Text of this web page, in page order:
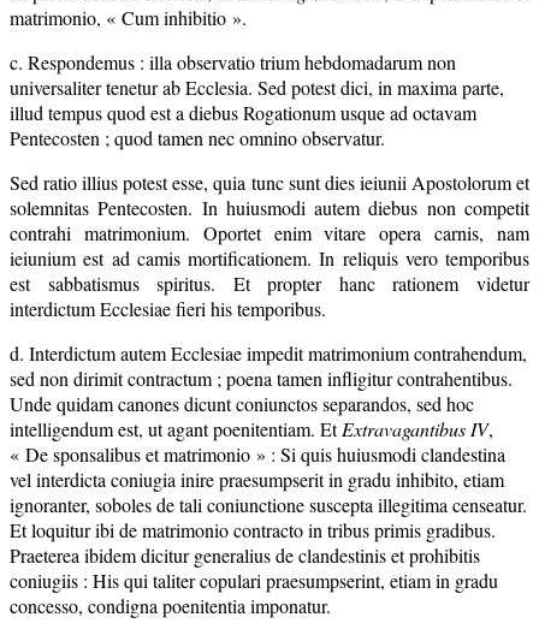
matrimonio, « Cum inhibitio ».
c. Respondemus : illa observatio trium hebdomadarum non
universaliter tenetur ab Ecclesia. Sed potest dici, in maxima parte,
illud tempus quod est a diebus Rogationum usque ad octavam
Pentecosten ; quod tamen nec omnino observatur.
Sed ratio illius potest esse, quia tunc sunt dies ieiunii Apostolorum et
solemnitas Pentecosten. In huiusmodi autem diebus non competit
contrahi matrimonium. Oportet enim vitare opera carnis, nam
ieiunium est ad camis mortificationem. In reliquis vero temporibus
est sabbatismus spiritus. Et propter hanc rationem videtur
interdictum Ecclesiae fieri his temporibus.
d. Interdictum autem Ecclesiae impedit matrimonium contrahendum,
sed non dirimit contractum ; poena tamen infligitur contrahentibus.
Unde quidam canones dicunt coniunctos separandos, sed hoc
intelligendum est, ut agant poenitentiam. EtExtravagantibus IV,
« De sponsalibus et matrimonio » : Si quis huiusmodi clandestina
vel interdicta coniugia inire praesumpserit in gradu inhibito, etiam
ignoranter, soboles de tali coniunctione suscepta illegitima censeatur.
Et loquitur ibi de matrimonio contracto in tribus primis gradibus.
Praeterea ibidem dicitur generalius de clandestinis et prohibitis
coniugiis : His qui taliter copulari praesumpserint, etiam in gradu
concesso, condigna poenitentia imponatur.